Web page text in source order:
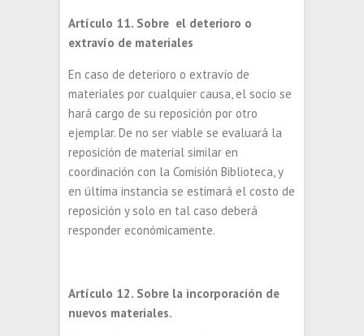
Artículo 11. Sobre el deterioro o
extravío de materiales
En caso de deterioro o extravío de
materiales por cualquier causa, el socio se
hará cargo de su reposición por otro
ejemplar. De no ser viable se evaluará la
reposición de material similar en
coordinación con la Comisión Biblioteca, y
en última instancia se estimará el costo de
reposición y solo en tal caso deberá
responder económicamente.
Artículo 12. Sobre la incorporación de
nuevos materiales.